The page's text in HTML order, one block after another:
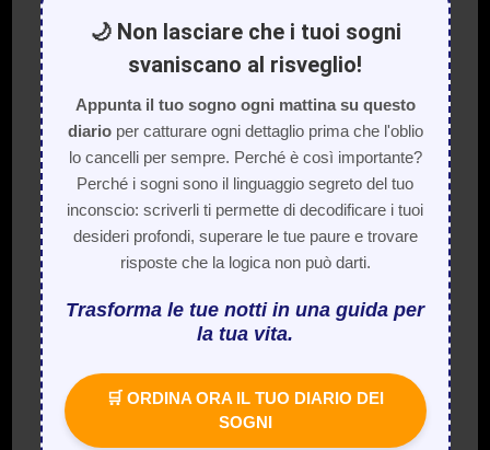
🌙 Non lasciare che i tuoi sogni
svaniscano al risveglio!
Appunta il tuo sogno ogni mattina su questo
diarioper catturare ogni dettaglio prima che l'oblio
lo cancelli per sempre. Perché è così importante?
Perché i sogni sono il linguaggio segreto del tuo
inconscio: scriverli ti permette di decodificare i tuoi
desideri profondi, superare le tue paure e trovare
risposte che la logica non può darti.
Trasforma le tue notti in una guida per
la tua vita.
🛒 ORDINA ORA IL TUO DIARIO DEI
SOGNI